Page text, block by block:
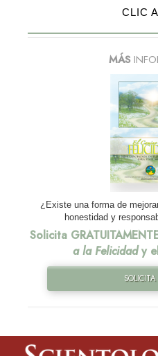
CLIC
MÁS
¿Existe una forma de
honestidad y
Solicita
a la Felicidady